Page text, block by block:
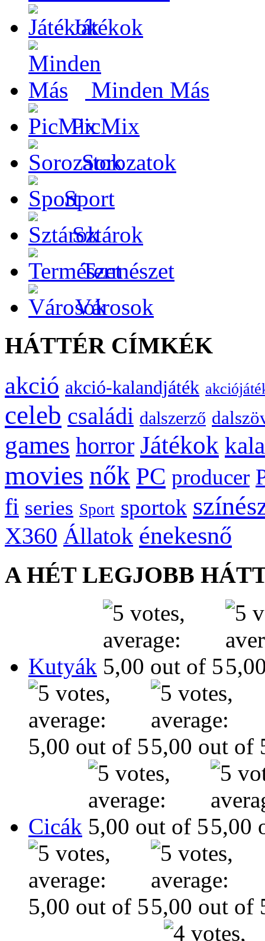
Játékok
Minden Más
PicMix
Sorozatok
Sport
Sztárok
Természet
Városok
HÁTTÉR CÍMKÉK
akció akció-kalandjáték
celeb családi dalszerző
games horror Játékok
movies nők PC producer
fi series Sport sportok
X360 Állatok énekesnő
A HÉT LEGJOBB
Kutyák
Cicák